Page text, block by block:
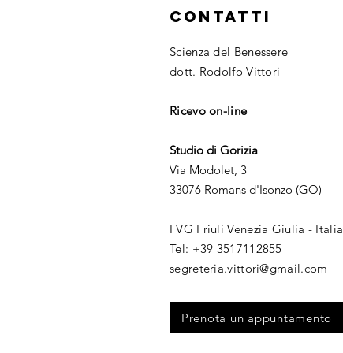
CONTATTI
Scienza del Benessere
dott. Rodolfo Vittori
Ricevo on-line
Studio di Gorizia
Via Modolet, 3
33076 Romans d'Isonzo (GO)
FVG Friuli Venezia Giulia - Italia
​Tel: +39 3517112855​
segreteria.vittori@gmail.com
Prenota un appuntamento